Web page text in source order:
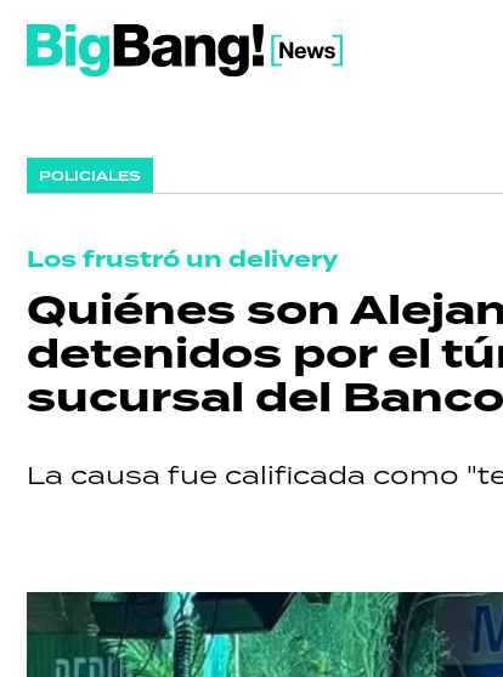
POLICIALES
Los frustró un delivery
Quiénes son
detenidos por el
sucursal del
La causa fue calificada como